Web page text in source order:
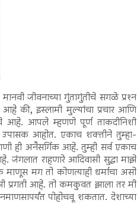
जीवनाच्या गुंतागुंतीचे सगळे प्रश्‍न
की, इस्लामी मुल्यांचा प्रचार आणि
आहे. आपले म्हणणे पूर्ण ताकदीनिशी
उपासक आहोत. एकाच शक्तीने तुम्हा-
ही अनैसर्गिक आहे. तुम्ही सर्व एकाच
राहणारे आदिवासी सुद्धा माझे
माणूस मग तो कोणत्याही धर्माचा असो
प्रगती आहे. तो कमकुवत झाला तर मी
पोहोचवू शकतात. देशाच्या